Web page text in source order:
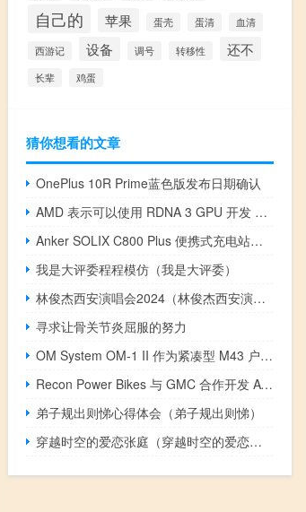
自己的 苹果 蛋壳 蛋清 血清
西游记 设备 调号 转移性 还不
长辈 鸡蛋
猜你想看的文章
OnePlus 10R Prime蓝色版发布日期确认
AMD 表示可以使用 RDNA 3 GPU 开发 NVIDIA RTX 4090 竞争对手
Anker SOLIX C800 Plus 便携式充电站即将推出
我是大评委程程模仿（我是大评委）
林俊杰西安演唱会2024（林俊杰西安演唱会）
寻求让骨关节炎屈服的努力
OM System OM-1 II 作为紧凑型 M43 户外混合相机推出
Recon Power Bikes 与 GMC 合作开发 AWD Hummer eBike
弟子规出则悌心得体会（弟子规出则悌）
穿越时空的爱恋张庭（穿越时空的爱恋演员表）